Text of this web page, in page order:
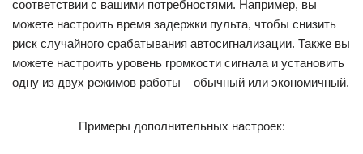
соответствии с вашими потребностями. Например, вы
можете настроить время задержки пульта, чтобы снизить
риск случайного срабатывания автосигнализации. Также вы
можете настроить уровень громкости сигнала и установить
одну из двух режимов работы – обычный или экономичный.
Примеры дополнительных настроек: